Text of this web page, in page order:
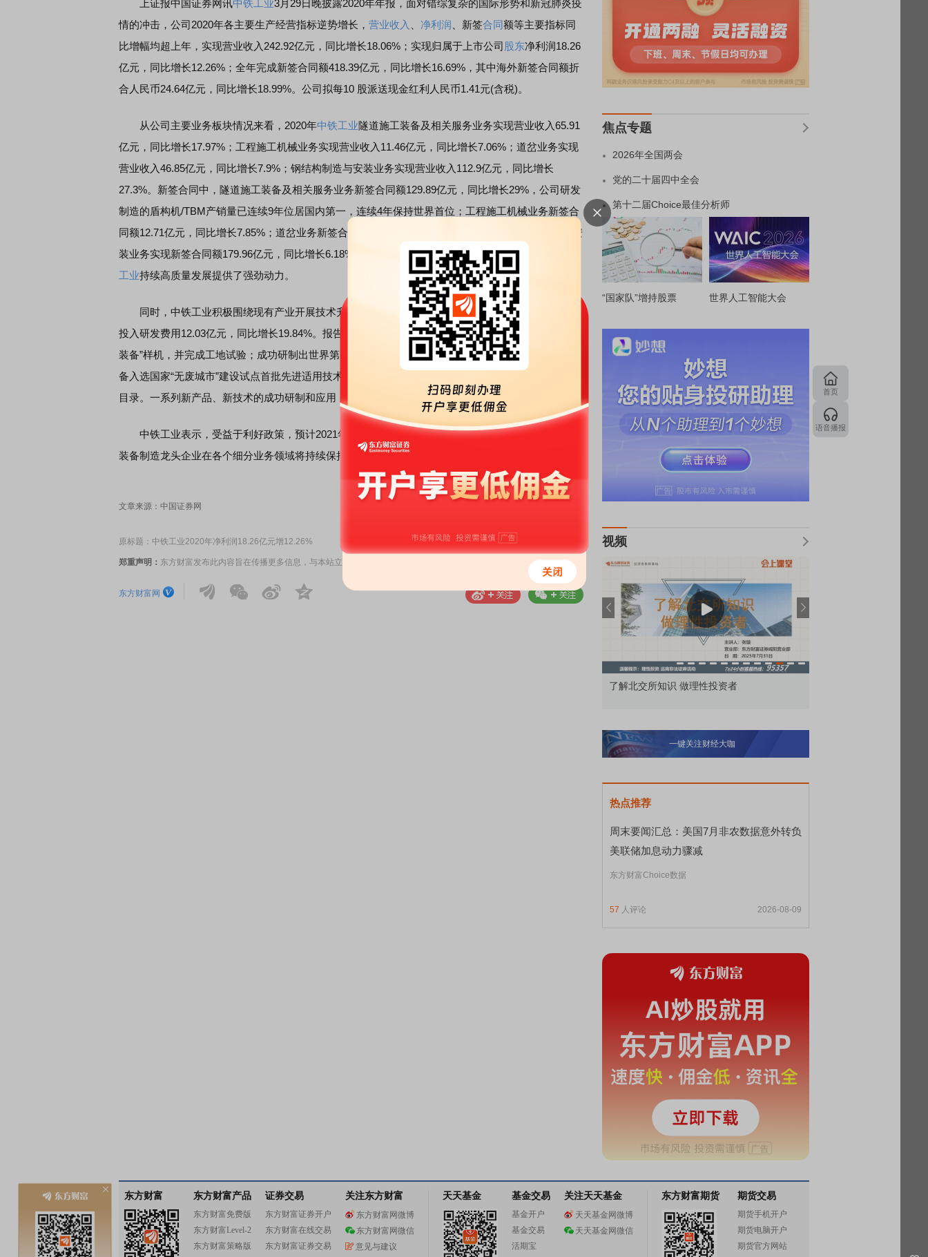
上证报中国证券网讯中铁工业3月29日晚披露2020年年报，面对错综复杂的国际形势和新冠肺炎疫
情的冲击，公司2020年各主要生产经营指标逆势增长， 营业收入 净利润 、新签合同额等主要指标同
比增幅均超上年，实现营业收入242.92亿元，同比增长18.06%；实现归属于上市公司 股东净利润18.26
亿元，同比增长12.26%；全年完成新签合同额418.39亿元，同比增长16.69%，其中海外新签合同额折
合人民币24.64亿元，同比增长18.99%。公司拟每10 股派送现金红利人民币1.41元(含税)。
从公司主要业务板块情况来看，2020年中铁工业隧道施工装备及相关服务业务实现营业收入65.91
亿元，同比增长17.97%；工程施工机械业务实现营业收入11.46亿元，同比增长7.06%；道岔业务实现
营业收入46.85亿元，同比增长7.9%；钢结构制造与安装业务实现营业收入112.9亿元，同比增长
27.3%。新签合同中，隧道施工装备及相关服务业务新签合同额129.89亿元，同比增长29%，公司研发
制造的盾构机/TBM产销量已连续9年位居国内第一，连续4年保持世界首位；工程施工机械业务新签合
同额12.71亿元，同比增长7.85%；道岔业务新签合同额74.11亿元，同比增长13.52%；钢结构制造与安
装业务实现新签合同额179.96亿元，同比增长6.18%。营业收入的加快增长和充足的在手订单，为
工业持续高质量发展提供了强劲动力。
同时，中铁工业积极围绕现有产业开展技术升级和
孵化，保持研发投入强度，2020年累计
投入研发费用12.03亿元，同比增长19.84%。报告期内，公司为川藏铁路等重大项目研制10余种“极端
装备”样机，并完成工地试验；成功研制出世界第一组时速600公里高速磁浮道岔；渣土处理技术及装
备入选国家“无废城市”建设试点首批先进适用技术；“隧道废水处理装备”入选工信部重大环保技术装备
目录。一系列新产品、新技术的成功研制和应用，继续扩大了公司差异化竞争的技术优势。
中铁工业表示，受益于利好政策，预计2021年及未来一个时期，中铁工业作为基础设施建设高端
装备制造龙头企业在各个细分业务领域将持续保持稳健的发展。(田立民)
文章来源：中国证券网
原标题：中铁工业2020年净利润18.26亿元增12.26%
郑重声明： 东方财富发布此内容旨在传播更多信息，与本站立场无关，不构成投资建议。据此操作，风险自担。 举报
东方财富网
焦点专题
2026年全国两会
党的二十届四中全会
第十二届Choice最佳分析师
“国家队”增持股票 世界人工智能大会
视频
了解北交所知识 做理性投资者
一键关注财经大咖
热点推荐
周末要闻汇总：美国7月非农数据意外转负
美联储加息动力骤减
东方财富Choice数据
57 人评论 2026-08-09
首页
语音播报
东方财富 东方财富产品
东方财富免费版
东方财富Level-2
东方财富策略版
证券交易
东方财富证券开户
东方财富在线交易
东方财富证券交易
关注东方财富
东方财富网微博
东方财富网微信
意见与建议
天天基金 基金交易
基金开户
基金交易
活期宝
关注天天基金
天天基金网微博
天天基金网微信
东方财富期货 期货交易
期货手机开户
期货电脑开户
期货官方网站